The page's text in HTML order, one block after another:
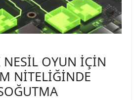
NESİL OYUN İÇİN
NİTELİĞİNDE